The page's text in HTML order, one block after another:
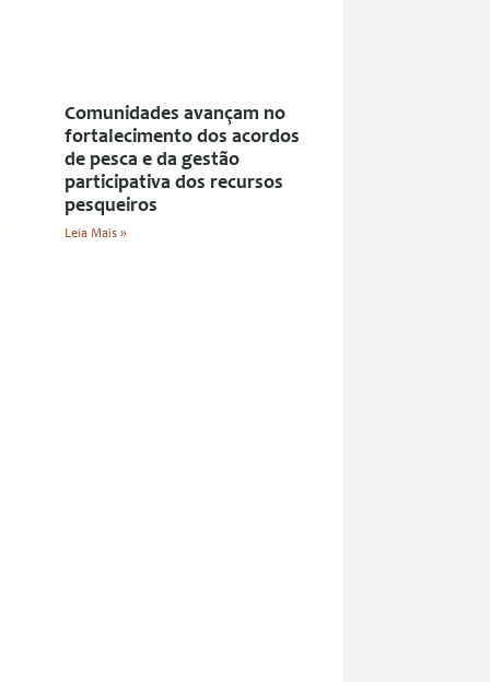
Comunidades avançam no
fortalecimento dos acordos
de pesca e da gestão
participativa dos recursos
pesqueiros
Leia Mais »